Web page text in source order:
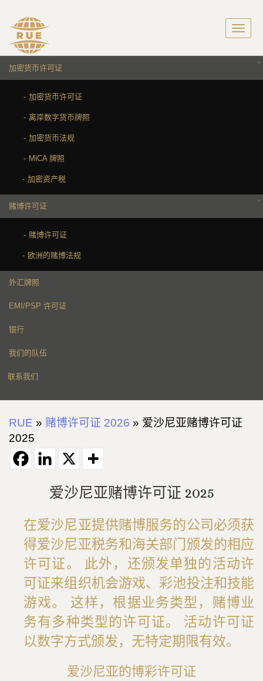
加密货币许可证
加密货币许可证
离岸数字货币牌照
加密货币法规
MiCA 牌照
加密资产税
赌博许可证
赌博许可证
欧洲的赌博法规
外汇牌照
EMI/PSP 许可证
银行
我们的队伍
联系我们
RUE » 赌博许可证 2026 » 爱沙尼亚赌博许可证
2025
爱沙尼亚赌博许可证 2025
在爱沙尼亚提供赌博服务的公司必须获
得爱沙尼亚税务和海关部门颁发的相应
许可证。 此外，还颁发单独的活动许
可证来组织机会游戏、彩池投注和技能
游戏。 这样，根据业务类型，赌博业
务有多种类型的许可证。 活动许可证
以数字方式颁发，无特定期限有效。
爱沙尼亚的博彩许可证